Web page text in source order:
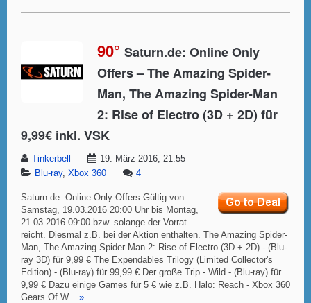
90° Saturn.de: Online Only
Offers – The Amazing Spider-
Man, The Amazing Spider-Man
2: Rise of Electro (3D + 2D) für
9,99€ inkl. VSK
Tinkerbell
19. März 2016, 21:55
Blu-ray, Xbox 360 4
Saturn.de: Online Only Offers Gültig von
Samstag, 19.03.2016 20:00 Uhr bis Montag,
21.03.2016 09:00 bzw. solange der Vorrat
reicht. Diesmal z.B. bei der Aktion enthalten. The Amazing Spider-
Man, The Amazing Spider-Man 2: Rise of Electro (3D + 2D) - (Blu-
ray 3D) für 9,99 € The Expendables Trilogy (Limited Collector's
Edition) - (Blu-ray) für 99,99 € Der große Trip - Wild - (Blu-ray) für
9,99 € Dazu einige Games für 5 € wie z.B. Halo: Reach - Xbox 360
Gears Of W... »